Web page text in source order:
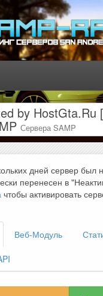
by HostGta.Ru
Сервера SAMP
дней сервер был
перенесен в
чтобы активировать
Веб-Модуль